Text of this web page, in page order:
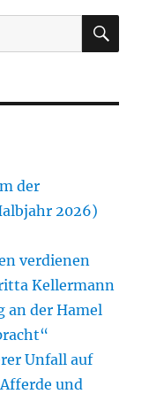
E
der
2026)
verdienen
Kellermann
an der Hamel
Unfall auf
und